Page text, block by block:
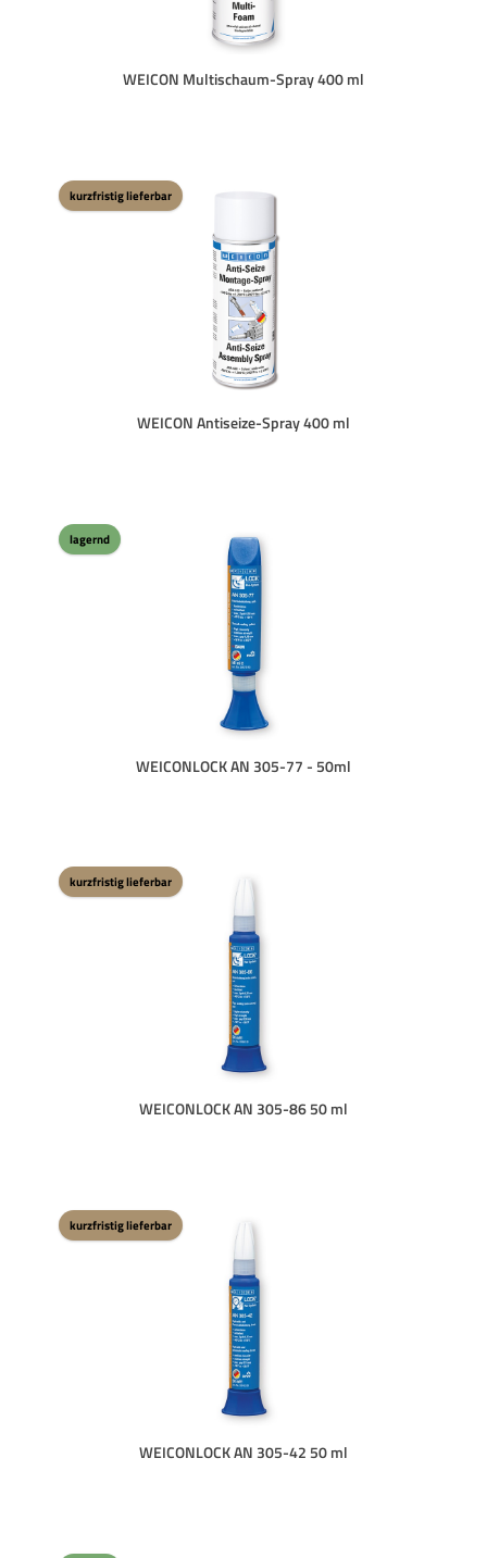
WEICON Multischaum-Spray 400 ml
kurzfristig lieferbar
WEICON Antiseize-Spray 400 ml
lagernd
WEICONLOCK AN 305-77 - 50ml
kurzfristig lieferbar
WEICONLOCK AN 305-86 50 ml
kurzfristig lieferbar
WEICONLOCK AN 305-42 50 ml